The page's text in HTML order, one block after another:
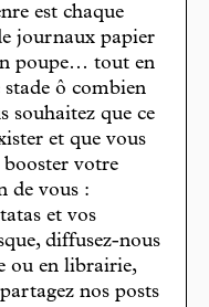
est chaque
journaux papier
poupe… tout en
stade ô combien
souhaitez que ce
et que vous
booster votre
de vous :
et vos
diffusez-nous
ou en librairie,
nos posts